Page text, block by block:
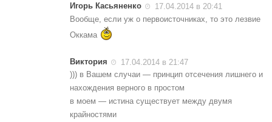
Игорь Касьяненко
17.04.2014 в 20:41
Вообще, если уж о первоисточниках, то это лезвие
Оккама
Виктория
17.04.2014 в 21:47
))) в Вашем случаи — принцип отсечения лишнего и
нахождения верного в простом
в моем — истина существует между двумя
крайностями